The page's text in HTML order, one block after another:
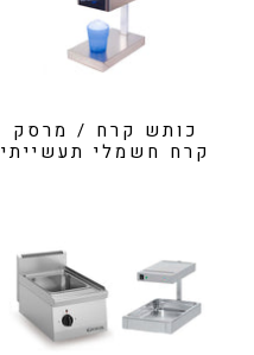
כותש קרח / מרסק
קרח חשמלי תעשייתי